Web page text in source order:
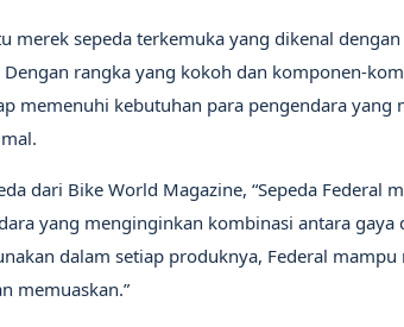
merek sepeda terkemuka yang dikenal
rangka yang kokoh dan komponen-
memenuhi kebutuhan para pengendara yang
dari Bike World Magazine, “Sepeda Federal
yang menginginkan kombinasi antara gaya
dalam setiap produknya, Federal mampu
memuaskan.”